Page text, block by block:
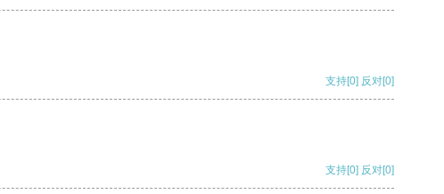
支持[0] 反对[0]
支持[0] 反对[0]